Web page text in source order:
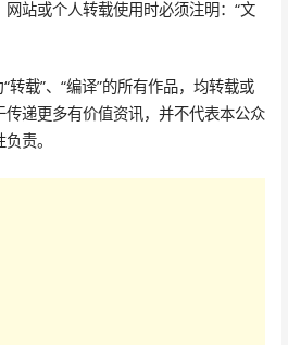
站或个人转载使用时必须注明：“文
载”、“编译”的所有作品，均转载或
递更多有价值资讯，并不代表本公众
责。